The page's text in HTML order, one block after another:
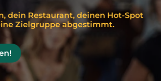
dein Restaurant, deinen Hot-Spot
Zielgruppe abgestimmt.